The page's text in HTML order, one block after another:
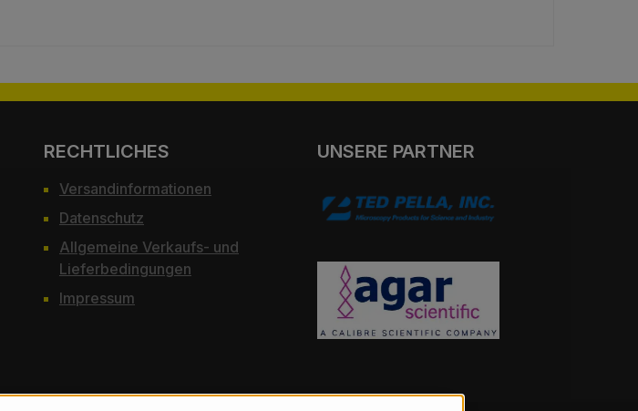
RECHTLICHES
Versandinformationen
Datenschutz
Allgemeine Verkaufs- und
Lieferbedingungen
Impressum
UNSERE PARTNER